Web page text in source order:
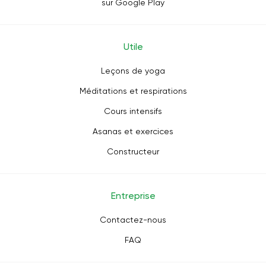
sensations de votre corps, sans provoquer de douleur.
sur Google Play
Utile
Leçons de yoga
Méditations et respirations
Cours intensifs
Asanas et exercices
Constructeur
Entreprise
Contactez-nous
FAQ